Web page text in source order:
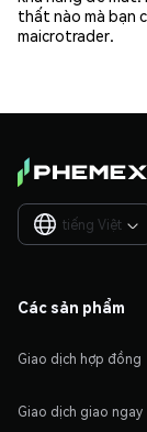
thất nào mà bạn
maicrotrader.
tiếng Việt 
Các sản phẩm
Giao dịch hợp đồng
Giao dịch giao ngay